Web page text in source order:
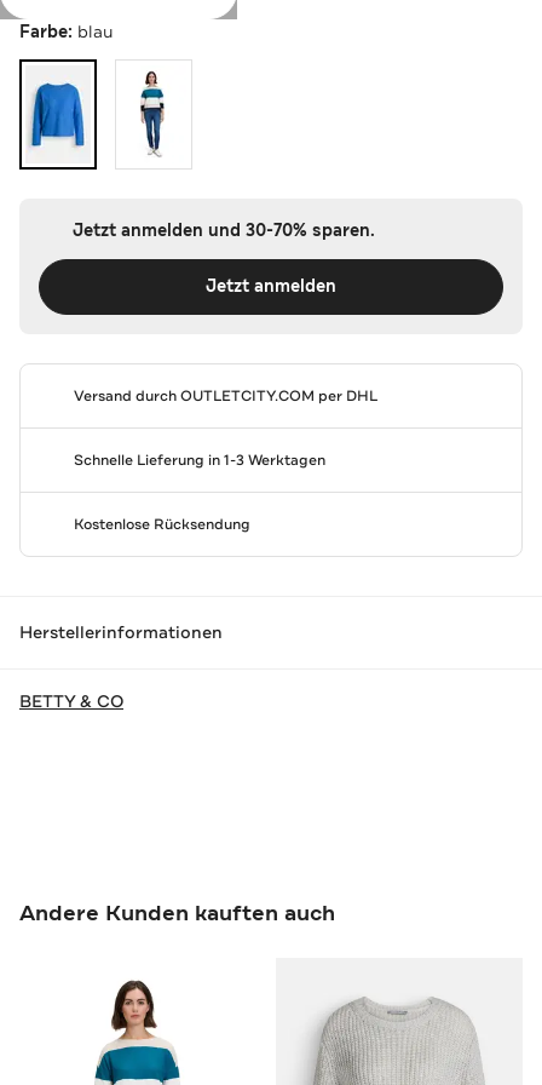
Farbe: blau
Jetzt anmelden und 30-70% sparen.
Jetzt anmelden
Versand durchOUTLETCITY.COM per DHL
Schnelle Lieferung in 1-3 Werktagen
Kostenlose Rücksendung
Herstellerinformationen
BETTY & CO
Andere Kunden kauften auch